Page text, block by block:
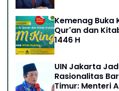
Kemenag Buka
Qur'an dan
1446 H
UIN Jakarta
Rasionalitas
Timur: Menteri